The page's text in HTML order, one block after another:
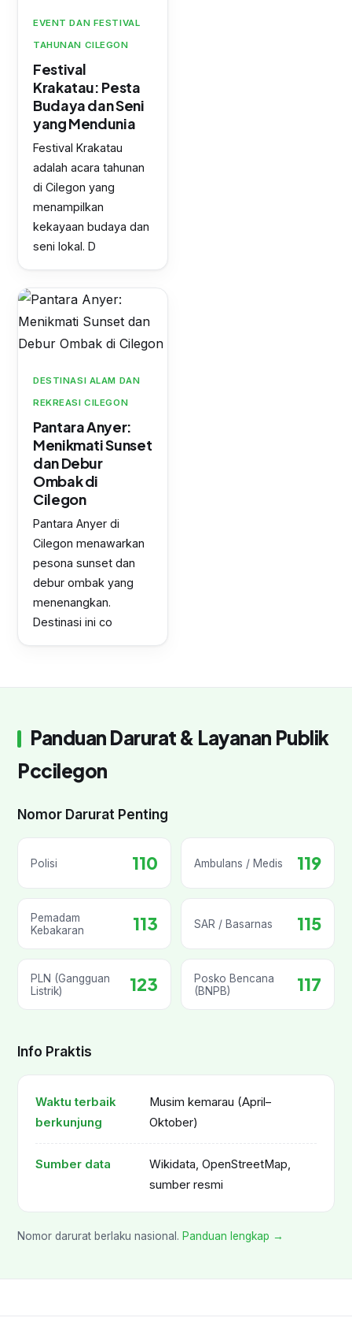
EVENT DAN FESTIVAL
TAHUNAN CILEGON
Festival
Krakatau: Pesta
Budaya dan Seni
yang Mendunia
Festival Krakatau
adalah acara tahunan
di Cilegon yang
menampilkan
kekayaan budaya dan
seni lokal. D
DESTINASI ALAM DAN
REKREASI CILEGON
Pantara Anyer:
Menikmati Sunset
dan Debur
Ombak di
Cilegon
Pantara Anyer di
Cilegon menawarkan
pesona sunset dan
debur ombak yang
menenangkan.
Destinasi ini co
Panduan Darurat & Layanan Publik
Pccilegon
Nomor Darurat Penting
Polisi 110 Ambulans / Medis 119
Pemadam
Kebakaran
113 SAR / Basarnas 115
PLN (Gangguan
Listrik)
123
Posko Bencana
(BNPB)
117
Info Praktis
Waktu terbaik
berkunjung
Musim kemarau (April–
Oktober)
Sumber data
Wikidata, OpenStreetMap,
sumber resmi
Nomor darurat berlaku nasional. Panduan lengkap →